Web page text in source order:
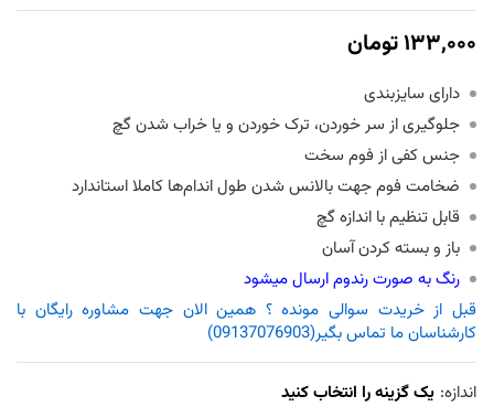
۱۳۳,۰۰۰تومان
دارای سایزبندی
جلوگیری از سر خوردن، ترک خوردن و یا خراب شدن گچ
جنس کفی از فوم سخت
ضخامت فوم جهت بالانس شدن طول اندام‌ها کاملا استاندارد
قابل تنظیم با اندازه گچ
باز و بسته کردن آسان
رنگ به صورت رندوم ارسال میشود
قبل از خریدت سوالی مونده ؟ همین الان جهت مشاوره رایگان با
کارشناسان ما تماس بگیر(09137076903)
اندازه: یک گزینه را انتخاب کنید